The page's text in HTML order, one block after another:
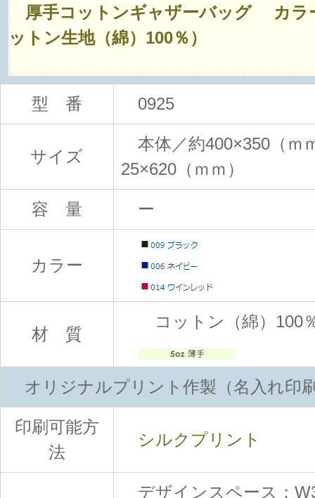
厚手コットンギャザーバッグ カラ
ットン生地（綿）100％）
型 番 0925
サイズ
本体／約400×350（ｍ
25×620（ｍｍ）
容 量 ー
カラー
材 質
コットン（綿）100
オリジナルプリント作製（名入れ印
印刷可能方
法
シルクプリント
デザインスペース：